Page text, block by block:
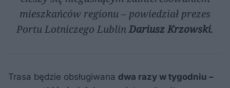
mieszkańców regionu – powiedział prezes
Portu Lotniczego LublinDariusz Krzowski.
Trasa będzie obsługiwana dwa razy w tygodniu –